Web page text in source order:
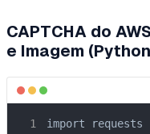
CAPTCHA do
e Imagem
import requests